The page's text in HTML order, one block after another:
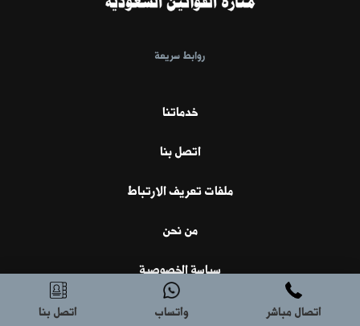
روابط سريعة
خدماتنا
اتصل بنا
ملفات تعريف الارتباط
من نحن
سياسة الخصوصية
اتفاقية الشروط والأحكام لاستخدام الموقعاتصال مباشر واتساب اتصل بنا